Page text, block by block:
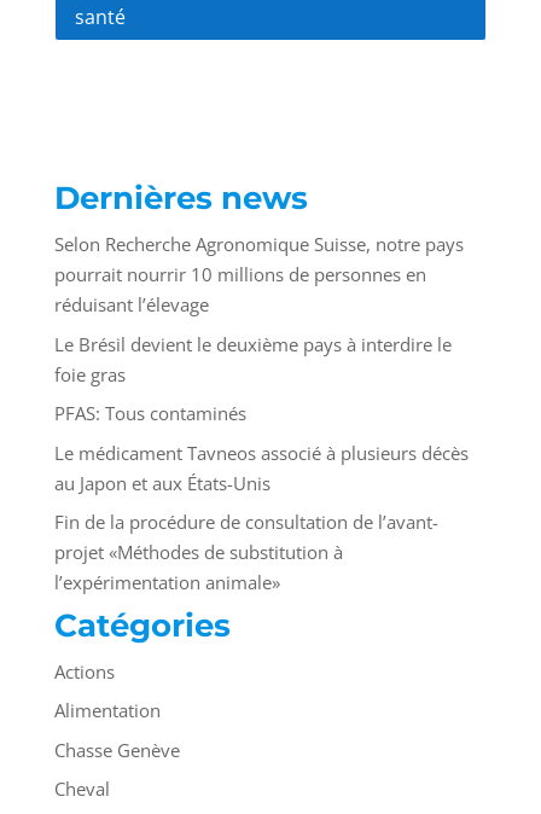
santé
Dernières news
Selon Recherche Agronomique Suisse, notre pays
pourrait nourrir 10 millions de personnes en
réduisant l’élevage
Le Brésil devient le deuxième pays à interdire le
foie gras
PFAS: Tous contaminés
Le médicament Tavneos associé à plusieurs décès
au Japon et aux États-Unis
Fin de la procédure de consultation de l’avant-
projet «Méthodes de substitution à
l’expérimentation animale»
Catégories
Actions
Alimentation
Chasse Genève
Cheval